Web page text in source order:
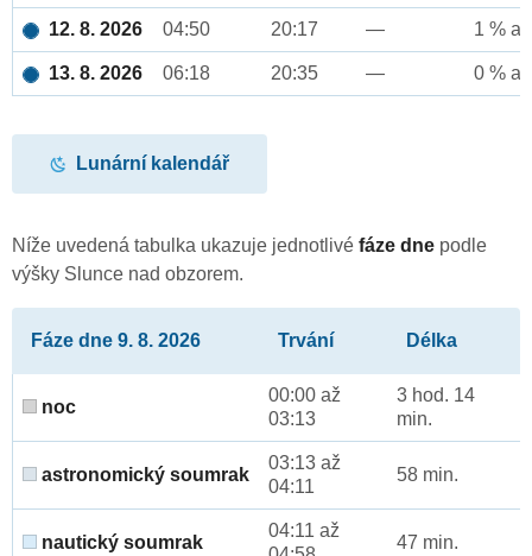
12. 8. 2026 04:50 20:17 — 1 %
13. 8. 2026 06:18 20:35 — 0 %
Lunární kalendář
Níže uvedená tabulka ukazuje jednotlivé fáze dne podle
výšky Slunce nad obzorem.
Fáze dne 9. 8. 2026 Trvání Délka
noc
00:00 až
03:13
3 hod. 14
min.
astronomický soumrak
03:13 až
04:11
58 min.
nautický soumrak
04:11 až
47 min.